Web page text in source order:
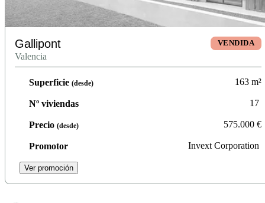
Gallipont VENDIDA
Valencia
Superficie (desde) 163 m²
Nº viviendas 17
Precio (desde) 575.000 €
Promotor Invext Corporation
Ver promoción